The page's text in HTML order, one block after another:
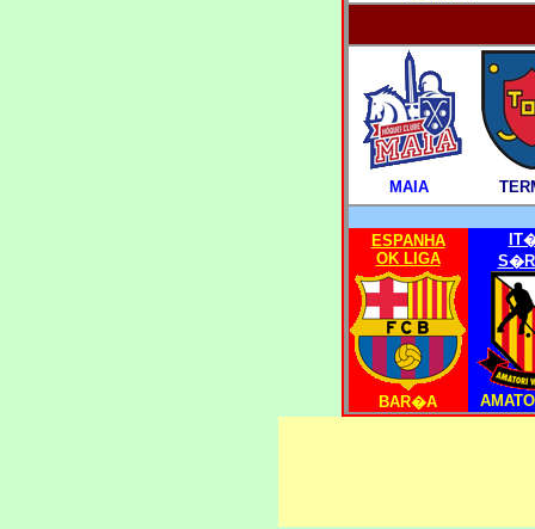
MAIA
ESPANHA
OK LIGA
BAR�A